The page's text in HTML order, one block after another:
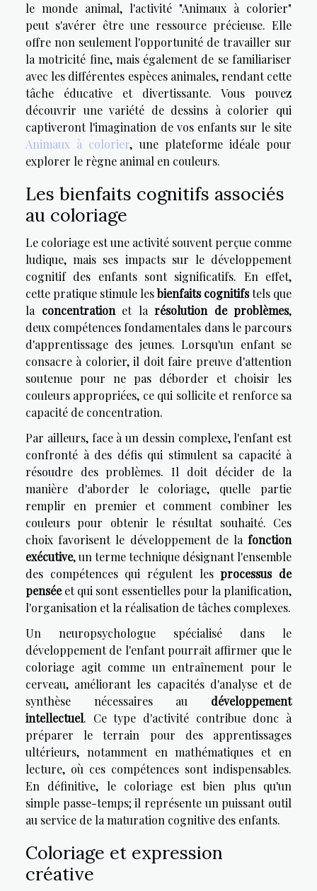
le monde animal, l'activité "Animaux à colorier"
peut s'avérer être une ressource précieuse. Elle
offre non seulement l'opportunité de travailler sur
la motricité fine, mais également de se familiariser
avec les différentes espèces animales, rendant cette
tâche éducative et divertissante. Vous pouvez
découvrir une variété de dessins à colorier qui
captiveront l'imagination de vos enfants sur le site
Animaux à colorier, une plateforme idéale pour
explorer le règne animal en couleurs.
Les bienfaits cognitifs associés
au coloriage
Le coloriage est une activité souvent perçue comme
ludique, mais ses impacts sur le développement
cognitif des enfants sont significatifs. En effet,
cette pratique stimule lesbienfaits cognitifstels que
la concentrationet la résolution de problèmes,
deux compétences fondamentales dans le parcours
d'apprentissage des jeunes. Lorsqu'un enfant se
consacre à colorier, il doit faire preuve d'attention
soutenue pour ne pas déborder et choisir les
couleurs appropriées, ce qui sollicite et renforce sa
capacité de concentration.
Par ailleurs, face à un dessin complexe, l'enfant est
confronté à des défis qui stimulent sa capacité à
résoudre des problèmes. Il doit décider de la
manière d'aborder le coloriage, quelle partie
remplir en premier et comment combiner les
couleurs pour obtenir le résultat souhaité. Ces
choix favorisent le développement de la fonction
exécutive, un terme technique désignant l'ensemble
des compétences qui régulent lesprocessus de
penséeet qui sont essentielles pour la planification,
l'organisation et la réalisation de tâches complexes.
Un neuropsychologue spécialisé dans le
développement de l'enfant pourrait affirmer que le
coloriage agit comme un entraînement pour le
cerveau, améliorant les capacités d'analyse et de
synthèse nécessaires au développement
intellectuel. Ce type d'activité contribue donc à
préparer le terrain pour des apprentissages
ultérieurs, notamment en mathématiques et en
lecture, où ces compétences sont indispensables.
En définitive, le coloriage est bien plus qu'un
simple passe-temps; il représente un puissant outil
au service de la maturation cognitive des enfants.
Coloriage et expression
créative